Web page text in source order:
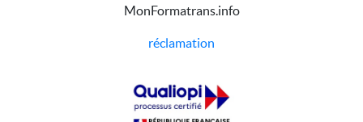
MonFormatrans.info
réclamation